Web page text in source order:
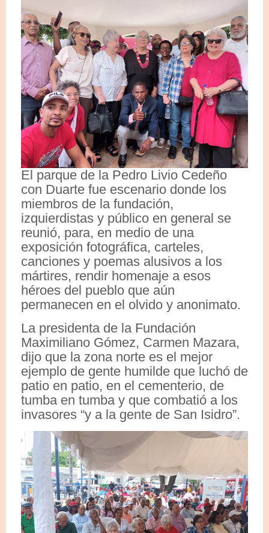
El parque de la Pedro Livio Cedeño
con Duarte fue escenario donde los
miembros de la fundación,
izquierdistas y público en general se
reunió, para, en medio de una
exposición fotográfica, carteles,
canciones y poemas alusivos a los
mártires, rendir homenaje a esos
héroes del pueblo que aún
permanecen en el olvido y anonimato.
La presidenta de la Fundación
Maximiliano Gómez, Carmen Mazara,
dijo que la zona norte es el mejor
ejemplo de gente humilde que luchó de
patio en patio, en el cementerio, de
tumba en tumba y que combatió a los
invasores “y a la gente de San Isidro”.